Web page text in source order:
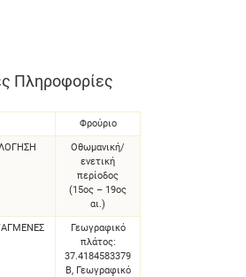
Πληροφορίες
Φρούριο
Οθωμανική/
ενετική
περίοδος
(15ος – 19ος
αι.)
Γεωγραφικό
πλάτος:
37.4184583379
Β, Γεωγραφικό